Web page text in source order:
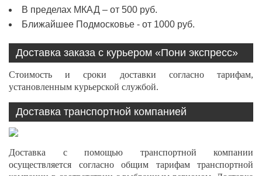
В пределах МКАД – от 500 руб.
Ближайшее Подмосковье - от 1000 руб.
Доставка заказа с курьером «Пони экспресс»
Стоимость и сроки доставки согласно тарифам,
установленным курьерской службой.
Доставка транспортной компанией
Доставка с помощью транспортной компании
осуществляется согласно общим тарифам транспортной